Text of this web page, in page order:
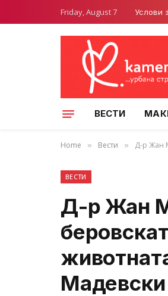
Friday, August 7 Услови
ВЕСТИ
Home » Вести » Д-р Жан
ВЕСТИ
Д-р Жан
Мадевски